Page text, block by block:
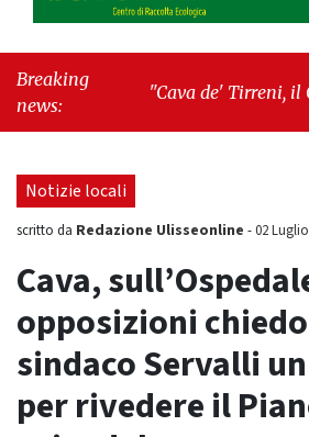
Breaking
news:
"Cava de' Tirreni, il
Mare, giornata storica: la
alla fase europea per l’IGP"
Notizie locali
scritto da Redazione Ulisseonline -02
Cava,
opposizioni
sindaco Servalli
per rivedere il